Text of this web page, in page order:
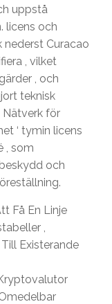
uppstå
licens och
nederst Curacao
, vilket
, och
teknisk
Nätverk för
‘ tymin licens
, som
och
Få En Linje
,
Existerande